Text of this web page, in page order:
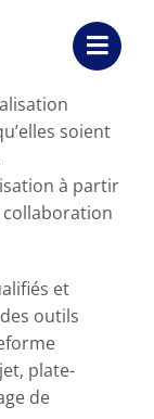
soient
à partir
et
outils
plate-
de